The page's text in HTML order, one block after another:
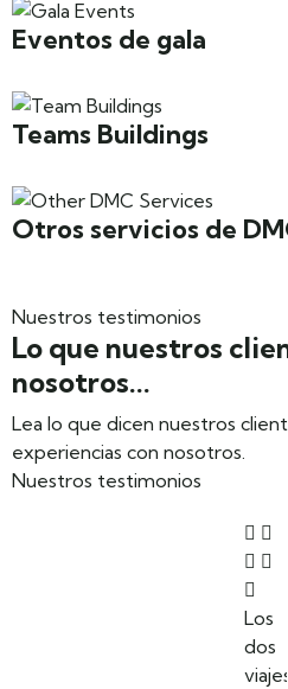
Eventos de gala
Teams Buildings
Otros servicios de
Nuestros testimonios
Lo que nuestros
nosotros...
Lea lo que dicen nuestros
experiencias con nosotros.
Nuestros testimonios
Los
dos
viajes